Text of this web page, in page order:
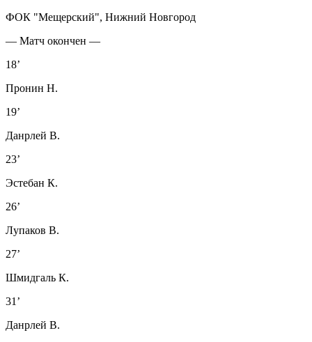
ФОК "Мещерский", Нижний Новгород
— Матч окончен —
18’
Пронин Н.
19’
Данрлей В.
23’
Эстебан К.
26’
Лупаков В.
27’
Шмидгаль К.
31’
Данрлей В.